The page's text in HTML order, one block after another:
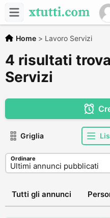
Home > Lavoro Servizi
4 risultati
Servizi
Griglia
Ordinare
Tutti gli annunci